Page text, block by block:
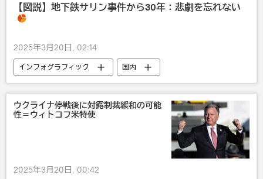
【図説】地下鉄サリン事件から30年：悲劇を忘れない
2025年3月20日, 02:14
インフォグラフィック
国内
テロ事件
災害・事故・事件
オウム真理教
ウクライナ停戦後に対露制裁緩和の可能
性＝ウィトコフ米特使
2025年3月20日, 00:42